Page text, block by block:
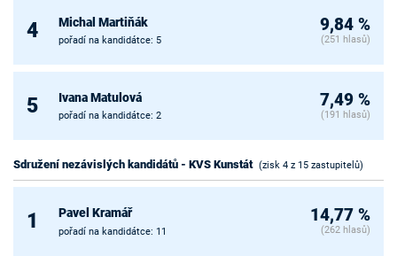
4 Michal Martiňák
pořadí na kandidátce: 5
9,84 %
(251 hlasů)
5 Ivana Matulová
pořadí na kandidátce: 2
7,49 %
(191 hlasů)
Sdružení nezávislých kandidátů - KVS Kunstát (zisk 4 z 15 zastupitelů)
1 Pavel Kramář
pořadí na kandidátce: 11
14,77 %
(262 hlasů)